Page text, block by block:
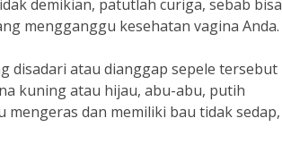
demikian, patutlah curiga, sebab bisa
mengganggu kesehatan vagina Anda.
disadari atau dianggap sepele tersebut
kuning atau hijau, abu-abu, putih
dan memiliki bau tidak sedap,